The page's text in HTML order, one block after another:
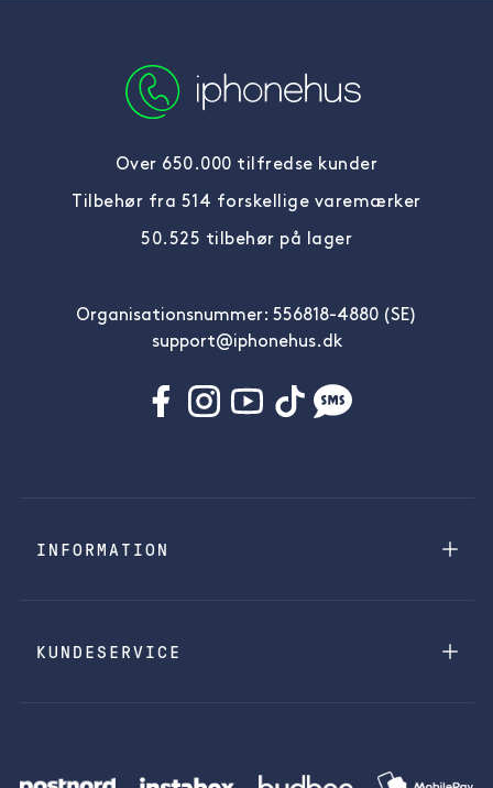
Over 650.000 tilfredse kunder
Tilbehør fra 514 forskellige varemærker
50.525 tilbehør på lager
Organisationsnummer: 556818-4880 (SE)
support@iphonehus.dk
INFORMATION
KUNDESERVICE